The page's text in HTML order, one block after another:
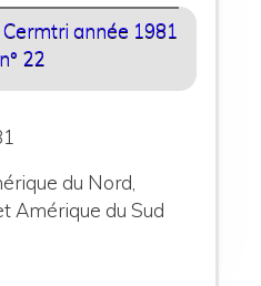
Cermtri année 1981
n° 22
du Nord,
Amérique du Sud